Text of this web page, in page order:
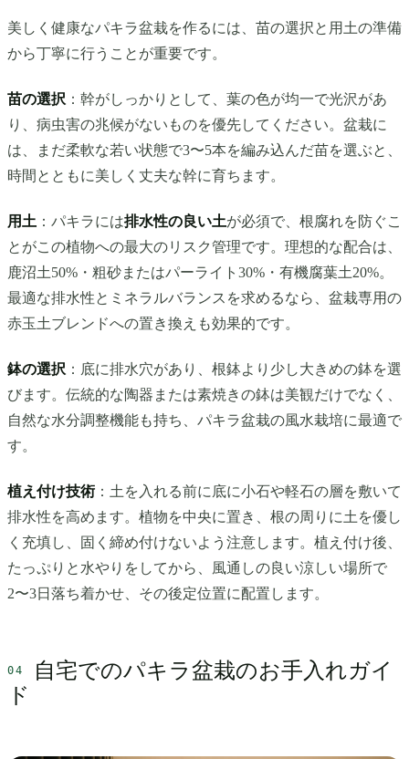
美しく健康なパキラ盆栽を作るには、苗の選択と用土の準備
から丁寧に行うことが重要です。
苗の選択 ：幹がしっかりとして、葉の色が均一で光沢があ
り、病虫害の兆候がないものを優先してください。盆栽に
は、まだ柔軟な若い状態で3〜5本を編み込んだ苗を選ぶと、
時間とともに美しく丈夫な幹に育ちます。
用土 ：パキラには排水性の良い土が必須で、根腐れを防ぐこ
とがこの植物への最大のリスク管理です。理想的な配合は、
鹿沼土50%・粗砂またはパーライト30%・有機腐葉土20%。
最適な排水性とミネラルバランスを求めるなら、盆栽専用の
赤玉土ブレンドへの置き換えも効果的です。
鉢の選択 ：底に排水穴があり、根鉢より少し大きめの鉢を選
びます。伝統的な陶器または素焼きの鉢は美観だけでなく、
自然な水分調整機能も持ち、パキラ盆栽の風水栽培に最適で
す。
植え付け技術 ：土を入れる前に底に小石や軽石の層を敷いて
排水性を高めます。植物を中央に置き、根の周りに土を優し
く充填し、固く締め付けないよう注意します。植え付け後、
たっぷりと水やりをしてから、風通しの良い涼しい場所で
2〜3日落ち着かせ、その後定位置に配置します。
自宅でのパキラ盆栽のお手入れガイ
ド